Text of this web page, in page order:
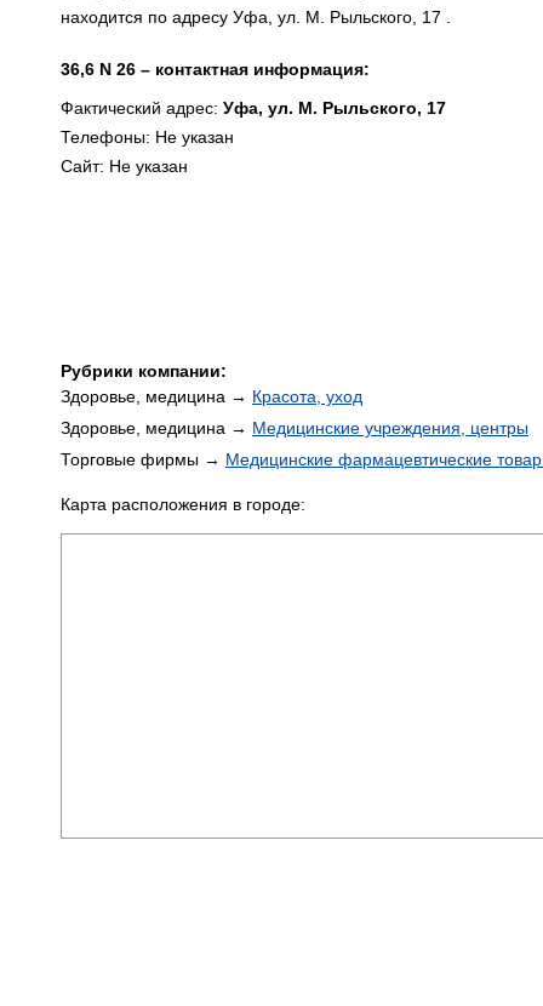
находится по адресу Уфа, ул. М. Рыльского, 17 .
36,6 N 26 – контактная информация:
Фактический адрес: Уфа, ул. М. Рыльского, 17
Телефоны: Не указан
Сайт: Не указан
Рубрики компании:
Здоровье, медицина → Красота, уход
Здоровье, медицина → Медицинские учреждения, центры
Торговые фирмы → Медицинские фармацевтические
Карта расположения в городе: